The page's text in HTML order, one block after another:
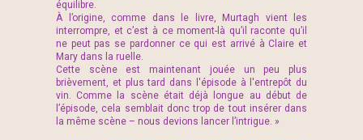
équilibre.
À l’origine, comme dans le livre, Murtagh vient les
interrompre, et c’est à ce moment-là qu’il raconte qu’il
ne peut pas se pardonner ce qui est arrivé à Claire et
Mary dans la ruelle.
Cette scène est maintenant jouée un peu plus
brièvement, et plus tard dans l'épisode à l'entrepôt du
vin. Comme la scène était déjà longue au début de
l’épisode, cela semblait donc trop de tout insérer dans
la même scène – nous devions lancer l’intrigue. »